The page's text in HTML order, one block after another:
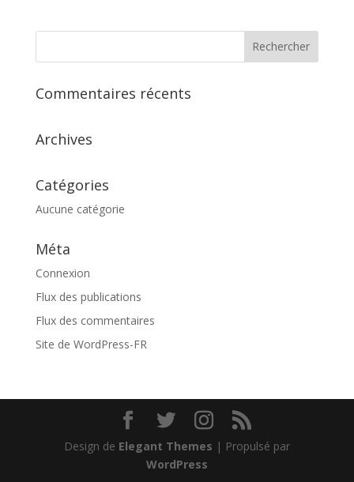
Commentaires récents
Archives
Catégories
Aucune catégorie
Méta
Connexion
Flux des publications
Flux des commentaires
Site de WordPress-FR
Design de Elegant Themes | Propulsé par
WordPress